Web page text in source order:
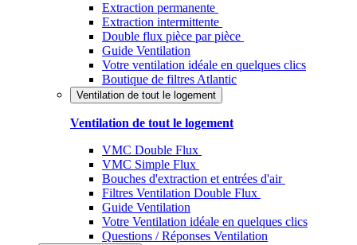
Extraction permanente
Extraction intermittente
Double flux pièce par pièce
Guide Ventilation
Votre ventilation idéale en quelques clics
Boutique de filtres Atlantic
Ventilation de tout le logement
Ventilation de tout le logement
VMC Double Flux
VMC Simple Flux
Bouches d'extraction et entrées d'air
Filtres Ventilation Double Flux
Guide Ventilation
Votre Ventilation idéale en quelques clics
Questions / Réponses Ventilation